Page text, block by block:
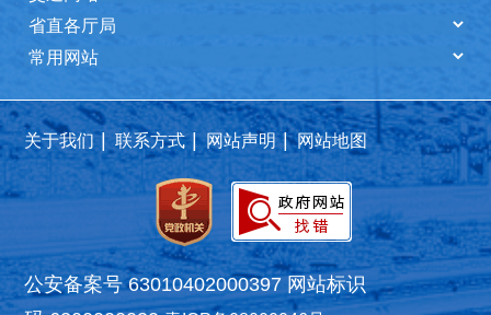
关于我们 | 联系方式 | 网站声明 | 网站地图
公安备案号 63010402000397 网站标识